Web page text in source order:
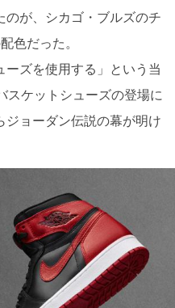
のが、シカゴ・ブルズのチ
色だった。
ーズを使用する」という当
スケットシューズの登場に
ジョーダン伝説の幕が明け